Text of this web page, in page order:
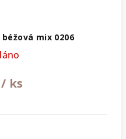
mix 0206
/ ks